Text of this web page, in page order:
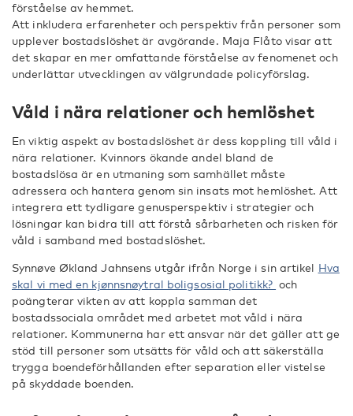
förståelse av hemmet.
Att inkludera erfarenheter och perspektiv från personer som
upplever bostadslöshet är avgörande. Maja Flåto visar att
det skapar en mer omfattande förståelse av fenomenet och
underlättar utvecklingen av välgrundade policyförslag.
Våld i nära relationer och hemlöshet
En viktig aspekt av bostadslöshet är dess koppling till våld i
nära relationer. Kvinnors ökande andel bland de
bostadslösa är en utmaning som samhället måste
adressera och hantera genom sin insats mot hemlöshet. Att
integrera ett tydligare genusperspektiv i strategier och
lösningar kan bidra till att förstå sårbarheten och risken för
våld i samband med bostadslöshet.
Synnøve Økland Jahnsens utgår ifrån Norge i sin artikel Hva
skal vi med en kjønnsnøytral boligsosial politikk? och
poängterar vikten av att koppla samman det
bostadssociala området med arbetet mot våld i nära
relationer. Kommunerna har ett ansvar när det gäller att ge
stöd till personer som utsätts för våld och att säkerställa
trygga boendeförhållanden efter separation eller vistelse
på skyddade boenden.